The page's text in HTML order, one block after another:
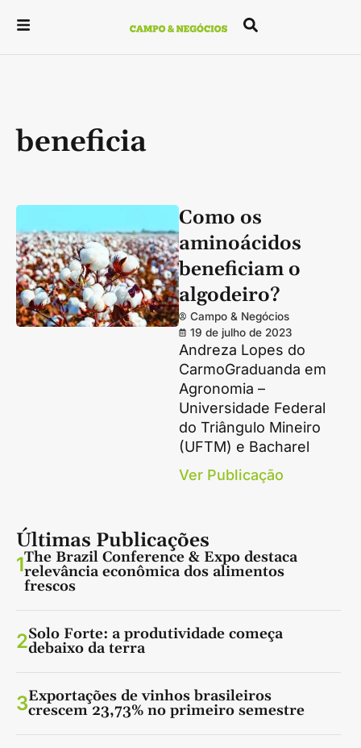
beneficia
Como os
aminoácidos
beneficiam o
algodeiro?
Campo & Negócios
19 de julho de 2023
Andreza Lopes do
CarmoGraduanda em
Agronomia –
Universidade Federal
do Triângulo Mineiro
(UFTM) e Bacharel
Ver Publicação
Últimas Publicações
1The Brazil Conference & Expo destaca
relevância econômica dos alimentos
frescos
2Solo Forte: a produtividade começa
debaixo da terra
3Exportações de vinhos brasileiros
crescem 23,73% no primeiro semestre